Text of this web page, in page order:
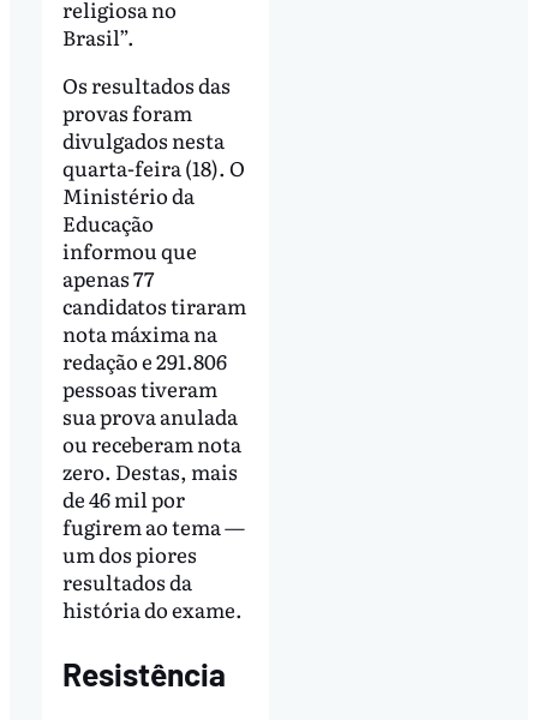
religiosa no
Brasil”.
Os resultados das
provas foram
divulgados nesta
quarta-feira (18). O
Ministério da
Educação
informou que
apenas 77
candidatos tiraram
nota máxima na
redação e 291.806
pessoas tiveram
sua prova anulada
ou receberam nota
zero. Destas, mais
de 46 mil por
fugirem ao tema —
um dos piores
resultados da
história do exame.
Resistência